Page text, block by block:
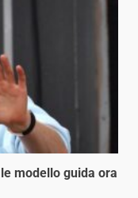
modello guida ora